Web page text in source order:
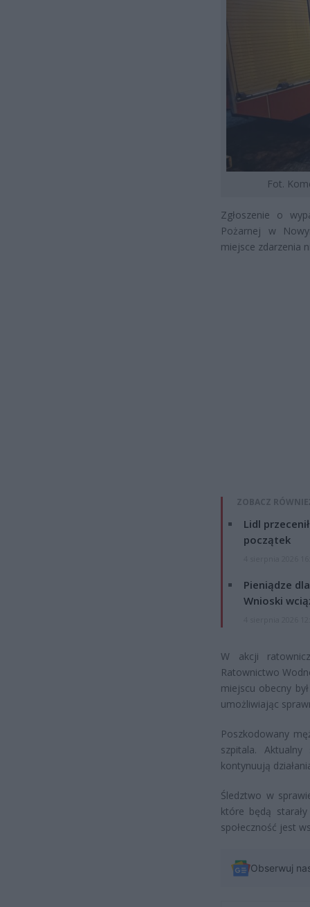
Fot.
Zgłoszenie o
Pożarnej w
miejsce zdarzenia
ZOBACZ
Lidl
początek
Pieniądze
Wnioski
W akcji
Ratownictwo
miejscu obecny
umożliwiając
Poszkodowany
szpitala.
kontynuują
Śledztwo w
które będą
społeczność jest
Obserwuj